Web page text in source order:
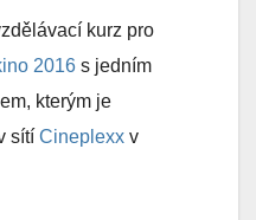
kurz pro
2016 s jedním
kterým je
sítí Cineplexx v